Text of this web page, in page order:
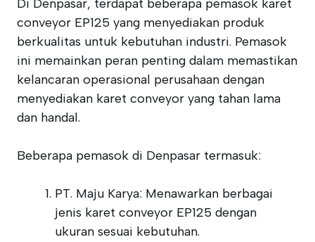
Di Denpasar, terdapat beberapa pemasok karet
conveyor EP125 yang menyediakan produk
berkualitas untuk kebutuhan industri. Pemasok
ini memainkan peran penting dalam memastikan
kelancaran operasional perusahaan dengan
menyediakan karet conveyor yang tahan lama
dan handal.
Beberapa pemasok di Denpasar termasuk:
PT. Maju Karya: Menawarkan berbagai
jenis karet conveyor EP125 dengan
ukuran sesuai kebutuhan.